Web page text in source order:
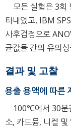
모든 실험은 3회
타내었고, IBM
사후검정으로
균값들 간의 유의
결과 및 고찰
용출 용액에 따른
100℃에서 30분
소, 카드뮴, 니켈